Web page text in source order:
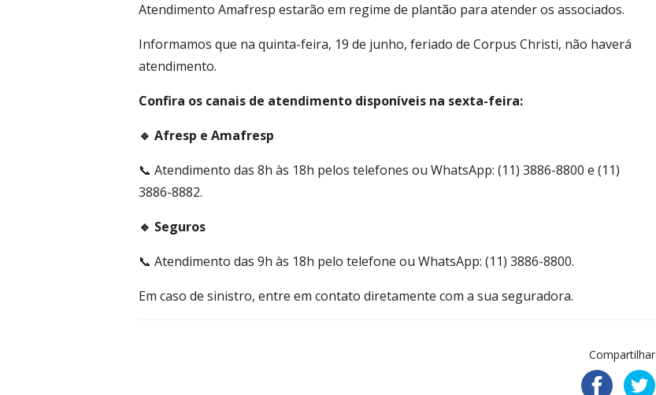
Atendimento Amafresp estarão em regime de plantão para atender os associados.
Informamos que na quinta-feira, 19 de junho, feriado de Corpus Christi, não haverá
atendimento.
Confira os canais de atendimento disponíveis na sexta-feira:
🔹 Afresp e Amafresp
📞 Atendimento das 8h às 18h pelos telefones ou WhatsApp: (11) 3886-8800 e (11)
3886-8882.
🔹 Seguros
📞 Atendimento das 9h às 18h pelo telefone ou WhatsApp: (11) 3886-8800.
Em caso de sinistro, entre em contato diretamente com a sua seguradora.
Compartilhar